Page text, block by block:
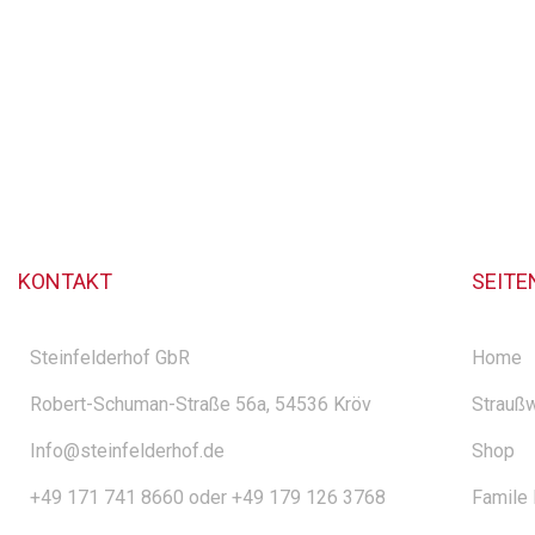
KONTAKT
Steinfelderhof GbR
Robert-Schuman-Straße 56a, 54536 Kröv
Info@steinfelderhof.de
+49 171 741 8660 oder +49 179 126 3768
Home
Shop
Famile